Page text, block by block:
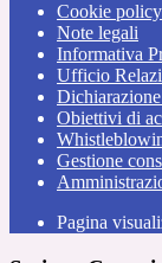
Cookie policy
Note legali
Informativa
Ufficio
Obiettivi di
Gestione
Pagina